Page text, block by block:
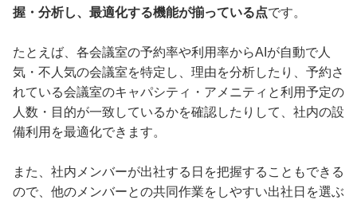
握・分析し、最適化する機能が揃っている点です。
たとえば、各会議室の予約率や利用率からAIが自動で人
気・不人気の会議室を特定し、理由を分析したり、予約さ
れている会議室のキャパシティ・アメニティと利用予定の
人数・目的が一致しているかを確認したりして、社内の設
備利用を最適化できます。
また、社内メンバーが出社する日を把握することもできる
ので、他のメンバーとの共同作業をしやすい出社日を選ぶ